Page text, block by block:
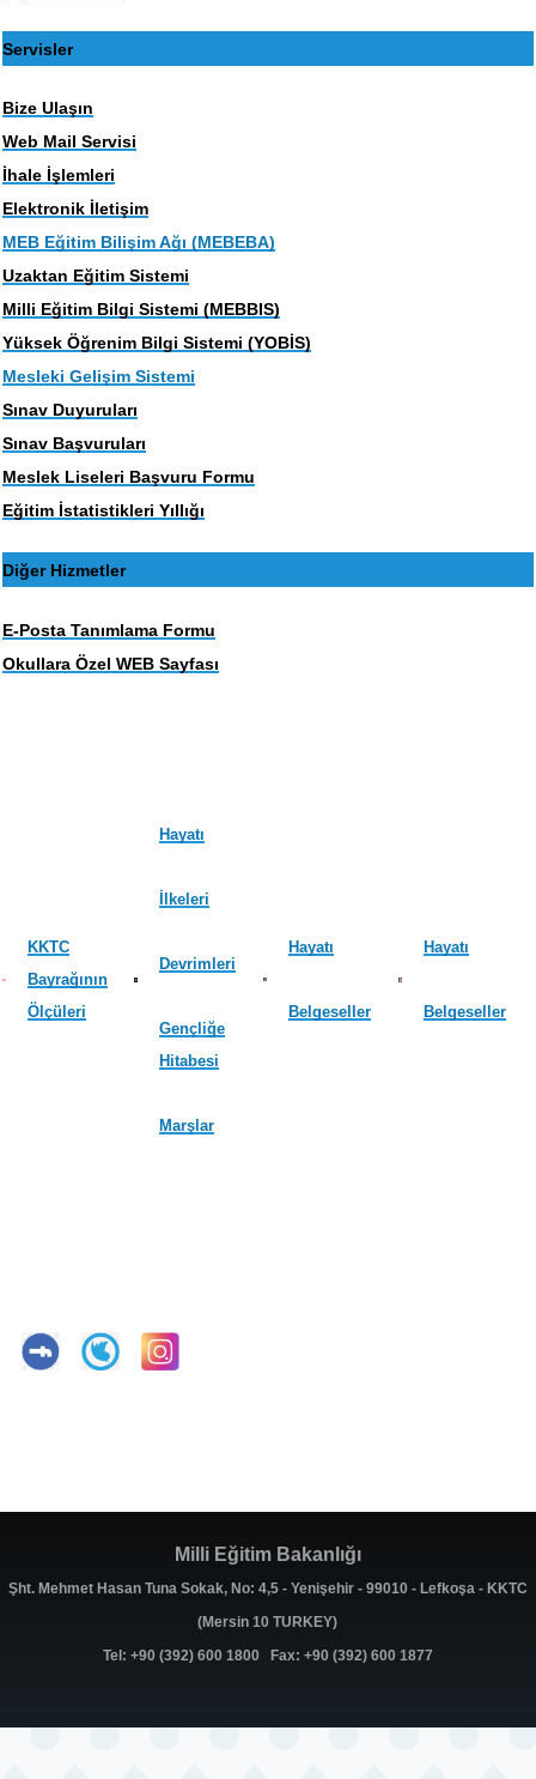
Servisler
Bize Ulaşın
Web Mail Servisi
İhale İşlemleri
Elektronik İletişim
MEB Eğitim Bilişim Ağı (MEBEBA)
Uzaktan Eğitim Sistemi
Milli Eğitim Bilgi Sistemi (MEBBIS)
Yüksek Öğrenim Bilgi Sistemi (YOBİS)
Mesleki Gelişim Sistemi
Sınav Duyuruları
Sınav Başvuruları
Meslek Liseleri Başvuru Formu
Eğitim İstatistikleri Yıllığı
Diğer Hizmetler
E-Posta Tanımlama Formu
Okullara Özel WEB Sayfası
KKTC
Bayrağının
Ölçüleri
Hayatı
İlkeleri
Devrimleri
Gençliğe
Hitabesi
Marşlar
Hayatı
Belgeseller
Hayatı
Belgeseller
Milli Eğitim Bakanlığı
Şht. Mehmet Hasan Tuna Sokak, No: 4,5 - Yenişehir - 99010 - Lefkoşa - KKTC
(Mersin 10 TURKEY)
Tel: +90 (392) 600 1800 Fax: +90 (392) 600 1877